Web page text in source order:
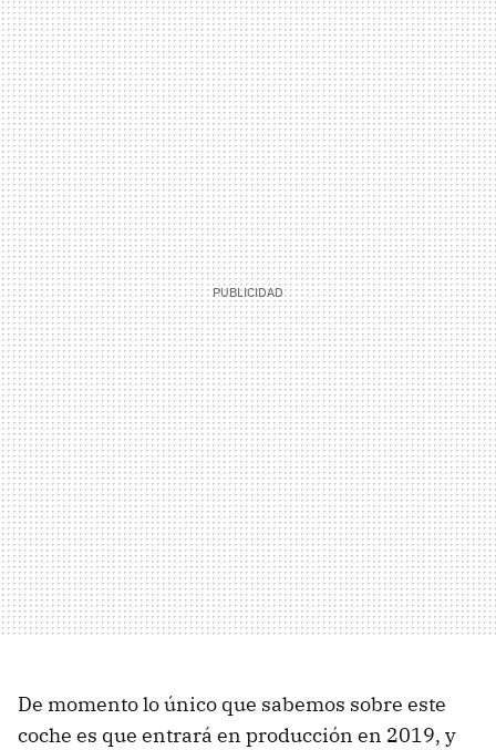
De momento lo único que sabemos sobre este
coche es que entrará en producción en 2019, y